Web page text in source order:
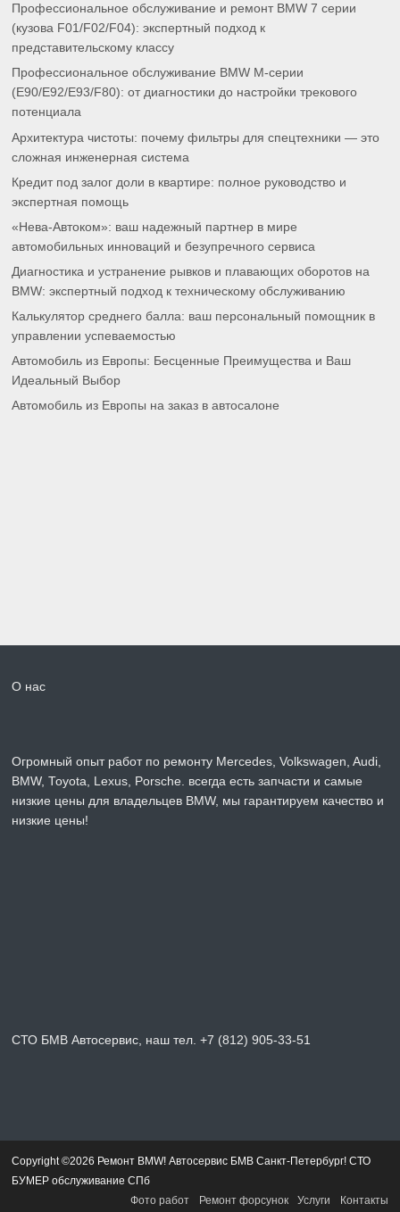
Профессиональное обслуживание и ремонт BMW 7 серии
(кузова F01/F02/F04): экспертный подход к
представительскому классу
Профессиональное обслуживание BMW M-серии
(E90/E92/E93/F80): от диагностики до настройки трекового
потенциала
Архитектура чистоты: почему фильтры для спецтехники — это
сложная инженерная система
Кредит под залог доли в квартире: полное руководство и
экспертная помощь
«Нева-Автоком»: ваш надежный партнер в мире
автомобильных инноваций и безупречного сервиса
Диагностика и устранение рывков и плавающих оборотов на
BMW: экспертный подход к техническому обслуживанию
Калькулятор среднего балла: ваш персональный помощник в
управлении успеваемостью
Автомобиль из Европы: Бесценные Преимущества и Ваш
Идеальный Выбор
Автомобиль из Европы на заказ в автосалоне
О нас
Огромный опыт работ по ремонту Mercedes, Volkswagen, Audi,
BMW, Toyota, Lexus, Porsche. всегда есть запчасти и самые
низкие цены для владельцев BMW, мы гарантируем качество и
низкие цены!
СТО БМВ Автосервис, наш тел. +7 (812) 905-33-51
Copyright ©2026 Ремонт BMW! Автосервис БМВ Санкт-Петербург! СТО
БУМЕР обслуживание СПб
Фото работ
Ремонт форсунок Услуги Контакты